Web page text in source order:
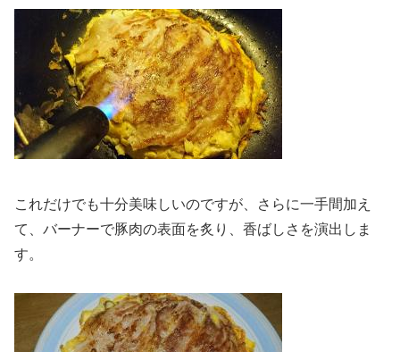
これだけでも十分美味しいのですが、さらに一手間加え
て、バーナーで豚肉の表面を炙り、香ばしさを演出しま
す。